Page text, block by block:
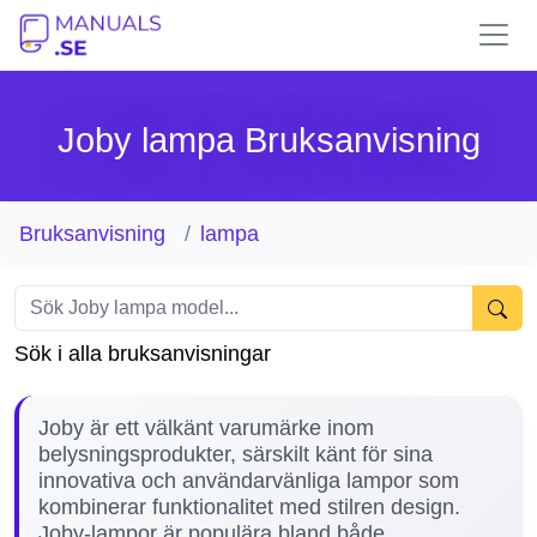
Joby lampa Bruksanvisning
Bruksanvisning lampa
Sök i alla bruksanvisningar
Joby är ett välkänt varumärke inom
belysningsprodukter, särskilt känt för sina
innovativa och användarvänliga lampor som
kombinerar funktionalitet med stilren design.